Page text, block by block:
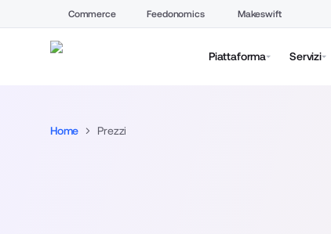
Commerce Feedonomics Makeswift
Piattaforma Servizi
Home Prezzi